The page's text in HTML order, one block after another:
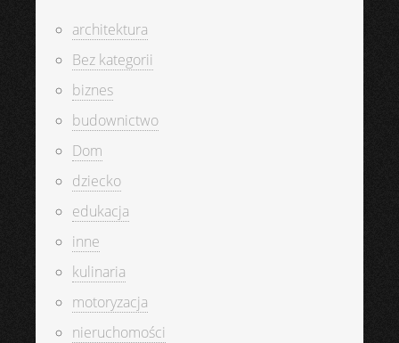
architektura
Bez kategorii
biznes
budownictwo
Dom
dziecko
edukacja
inne
kulinaria
motoryzacja
nieruchomości